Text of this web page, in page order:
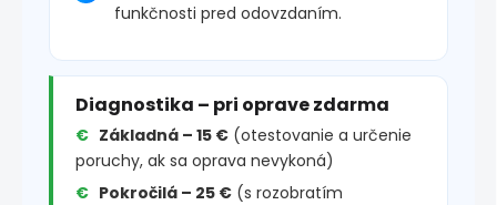
funkčnosti pred odovzdaním.
Diagnostika – pri oprave zdarma
Základná – 15 € (otestovanie a určenie
poruchy, ak sa oprava nevykoná)
Pokročilá – 25 € (s rozobratím